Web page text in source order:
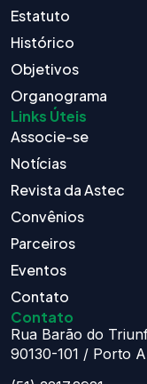
Estatuto
Histórico
Objetivos
Organograma
Links Úteis
Associe-se
Notícias
Revista da Astec
Convênios
Parceiros
Eventos
Contato
Contato
Rua Barão do
90130-101 / Porto